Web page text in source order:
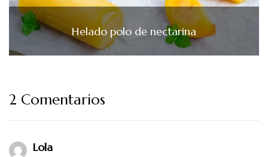
Helado polo de nectarina
2 Comentarios
Lola